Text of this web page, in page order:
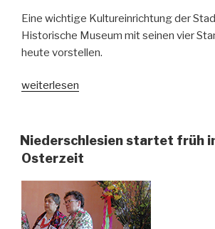
Eine wichtige Kultureinrichtung der
Historische Museum mit seinen vier
heute vorstellen.
„Sehenswert:
Bielitz-
Biala
Historisches
Museum“
weiterlesen
Niederschlesien startet früh
Osterzeit